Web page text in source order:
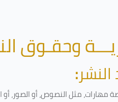
وحقـوق
:
مثل النصوص، أو الصور، أو